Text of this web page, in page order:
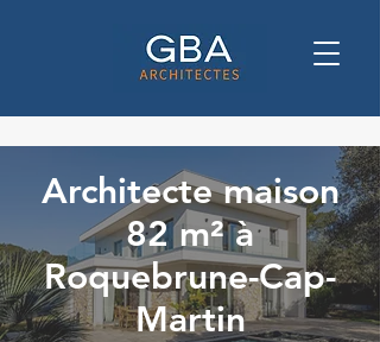
Architecte maison
82 m² à
Roquebrune-Cap-
Martin